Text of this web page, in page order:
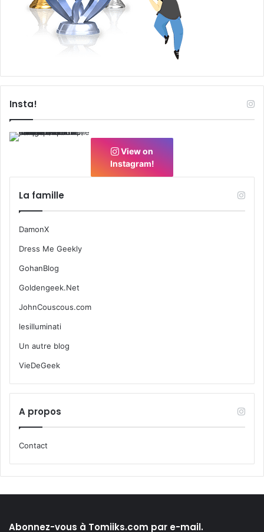
Insta!
View on
Instagram!
La famille
DamonX
Dress Me Geekly
GohanBlog
Goldengeek.Net
JohnCouscous.com
lesilluminati
Un autre blog
VieDeGeek
A propos
Contact
Abonnez-vous à Tomiiks.com par e-mail.